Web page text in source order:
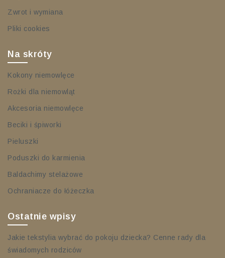
Zwrot i wymiana
Pliki cookies
Na skróty
Kokony niemowlęce
Rożki dla niemowląt
Akcesoria niemowlęce
Beciki i śpiworki
Pieluszki
Poduszki do karmienia
Baldachimy stelażowe
Ochraniacze do łóżeczka
Ostatnie wpisy
Jakie tekstylia wybrać do pokoju dziecka? Cenne rady dla
świadomych rodziców